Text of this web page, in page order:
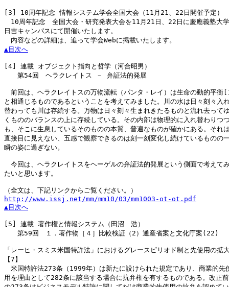
[3]
10周年記念 情報システム学会全国大会（11月21、22日開催予定）
10周年記念　全国大会・研究発表大会を11月21日、22日に慶應義塾大学
日吉キャンパスにて開催いたします。
▲目次へ
[4]
連載 オブジェクト指向と哲学（河合昭男）
第54回　ヘラクレイトス － 弁証法的発展
前回は、ヘラクレイトスの万物流転（パンタ・レイ）は生命の動的平
と相通じるものであるということを考えてみました。川の水は日々刻々入
替わっても川は存続する。万物は日々刻々生まれきたるものと流れ去って
くもののバランスの上に存続している。その内部は物理的に入れ替わりつ
も、そこに生息しているそのものの本質、普遍なものが確かにある。それ
直接目に見えない、五感で観察できるのは刻一刻変化し続けているものの
瞬の姿に過ぎない。
今回は、ヘラクレイトスをヘーゲルの弁証法的発展という側面で考えて
たいと思います。
http://www.issj.net/mm/mm10/03/mm1003-ot-ot.pdf
▲目次へ
[5]
連載 著作権と情報システム（田沼　浩）
第59回　１．著作物［４］比較検証（2）通産省案と文化庁案(22)
「レーヒ・スミス米国特許法」におけるグレースピリオド制と先使用の拡
【7】
米国特許法273条（1999年）は新たに設けられた規定であり、商業的先
用を理由として282条に該当する場合に抗弁権を有するものである。改正前